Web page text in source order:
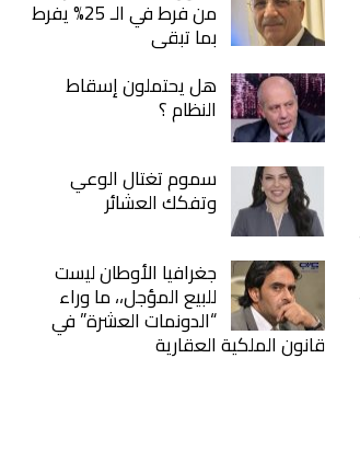
من فرط في الـ 25% يفرط
بما تبقى
هل يحتملون إسقاط
النظام ؟
سموم تغتال الوعي
وتفكك العشائر
جغرافيا الأوطان ليست
للبيع المؤجل،، ما وراء
“الدونمات العشرة” في
قانون الملكية العقارية